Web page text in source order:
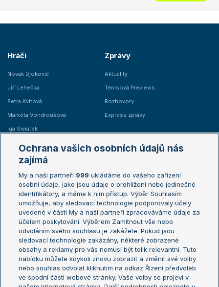
Hráči
Novak Djokovič
Jiří Lehečka
Petra Kvitová
Markéta Vondroušová
Iga Swiatek
Zprávy
Aktuality
Tenisová Previews
Rozhovory
Express zprávy
Žebříčky
Žebříček ATP (muži)
Žebříček WTA (ženy)
Sázkařský žebříček
Australian Open
French Open
Wimbledon
US Open
Turnaj mistrů
Turnaj mistryň
Aktualní trendy
Fotbalové přestupy
Ochrana vašich osobních údajů nás
zajímá
My a naši partneři 999 ukládáme do vašeho zařízení
osobní údaje, jako jsou údaje o prohlížení nebo jedinečné
identifikátory, a máme k nim přístup. Výběr Souhlasím
umožňuje, aby sledovací technologie podporovaly účely
uvedené v části My a naši partneři zpracováváme údaje za
účelem poskytování. Výběrem Zamítnout vše nebo
odvoláním svého souhlasu je zakážete. Pokud jsou
sledovací technologie zakázány, některé zobrazené
obsahy a reklamy pro vás nemusí být tolik relevantní. Tuto
nabídku můžete kdykoli znovu zobrazit a změnit své volby
nebo souhlas odvolat kliknutím na odkaz Řízení předvoleb
ve spodní části webové stránky. Vaše volby se projeví v